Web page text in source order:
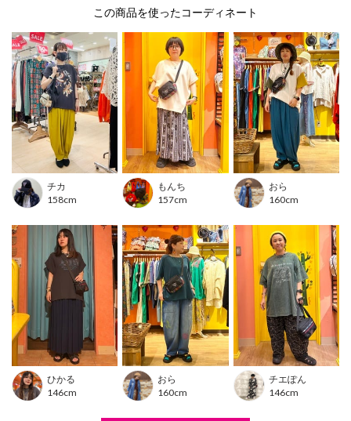
■カラー
ベージュ(インドの伝統生地を集めたパッチワーク柄)
ブラック(中南米の織り柄)
デザイン1(ネイティブ柄)
【お取扱い上のご注意】(はっ水加工)
・この商品は、生地にはっ水加工を施しております。
・はっ水加工は永久的なものではございません。
・漏水を防止する性能はありませんので、強い雨などには注意してくだ
さい。
ざいます。
※モデル着用写真は光の加減で色差がある場合がございます。
※白背景の商品画像が実物に近い色味となっております。
この商品を使ったコーディネート
チカ
158cm
もんち
157cm
おら
160cm
ひかる
146cm
おら
160cm
チエぽん
146cm